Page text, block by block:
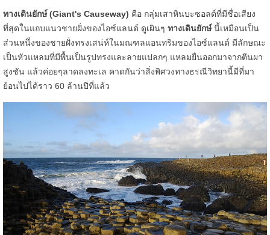
ทางเดินยักษ์ (Giant's Causeway) คือ กลุ่มเสาหินบะซอลต์ที่มีชื่อเสียง
ที่สุดในแถบแนวชายฝั่งของไอซ์แลนด์ ดูเผินๆ ทางเดินยักษ์ นี้เหมือนเป็น
ส่วนหนึ่งของชายฝั่งทรงเสน่ห์ในมณฑลแอนทริมของไอซ์แลนด์ มีลักษณะ
เป็นหัวแหลมที่มีพื้นเป็นรูปทรงและลายแปลกๆ แหลมยื่นออกมาจากตีนผา
สูงชัน แล้วค่อยๆลาดลงทะเล คาดกันว่าสิ่งพิศวงทางธรณีวิทยานี้มีที่มา
ย้อนไปได้ราว 60 ล้านปีที่แล้ว